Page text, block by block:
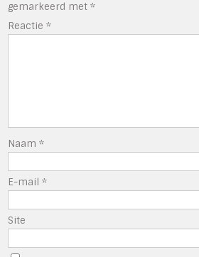
gemarkeerd met*
Reactie*
Naam*
E-mail*
Site